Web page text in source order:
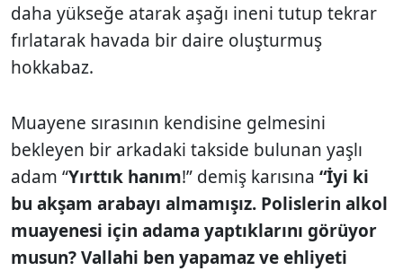
daha yükseğe atarak aşağı ineni tutup tekrar
fırlatarak havada bir daire oluşturmuş
hokkabaz.
Muayene sırasının kendisine gelmesini
bekleyen bir arkadaki takside bulunan yaşlı
adam “Yırttık hanım!” demiş karısına “İyi ki
bu akşam arabayı almamışız. Polislerin alkol
muayenesi için adama yaptıklarını görüyor
musun? Vallahi ben yapamaz ve ehliyeti